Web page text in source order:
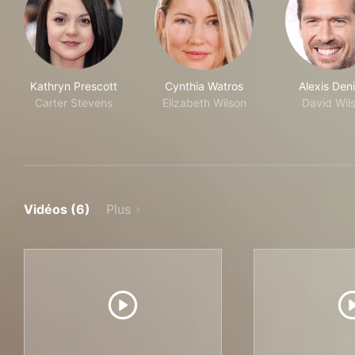
Kathryn Prescott
Carter Stevens
Cynthia Watros
Elizabeth Wilson
Alexis
David
Vidéos (6) Plus